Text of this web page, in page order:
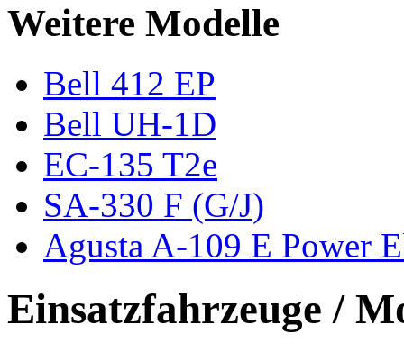
Weitere Modelle
Bell 412 EP
Bell UH-1D
EC-135 T2e
SA-330 F (G/J)
Agusta A-109 E Power
Einsatzfahrzeuge /